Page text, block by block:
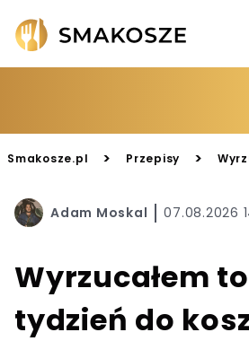
Smakosze.pl > Przepisy >
Adam Moskal 07.08.2026
Wyrzucałem
tydzień do